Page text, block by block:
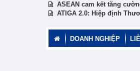
ASEAN cam kết tăng
ATIGA 2.0: Hiệp định
DOANH NGHIỆP